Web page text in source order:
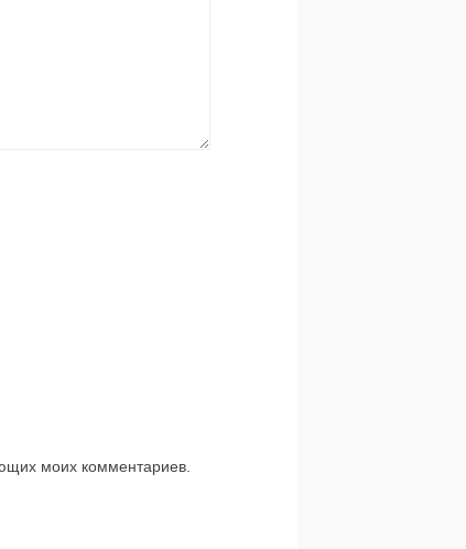
моих комментариев.